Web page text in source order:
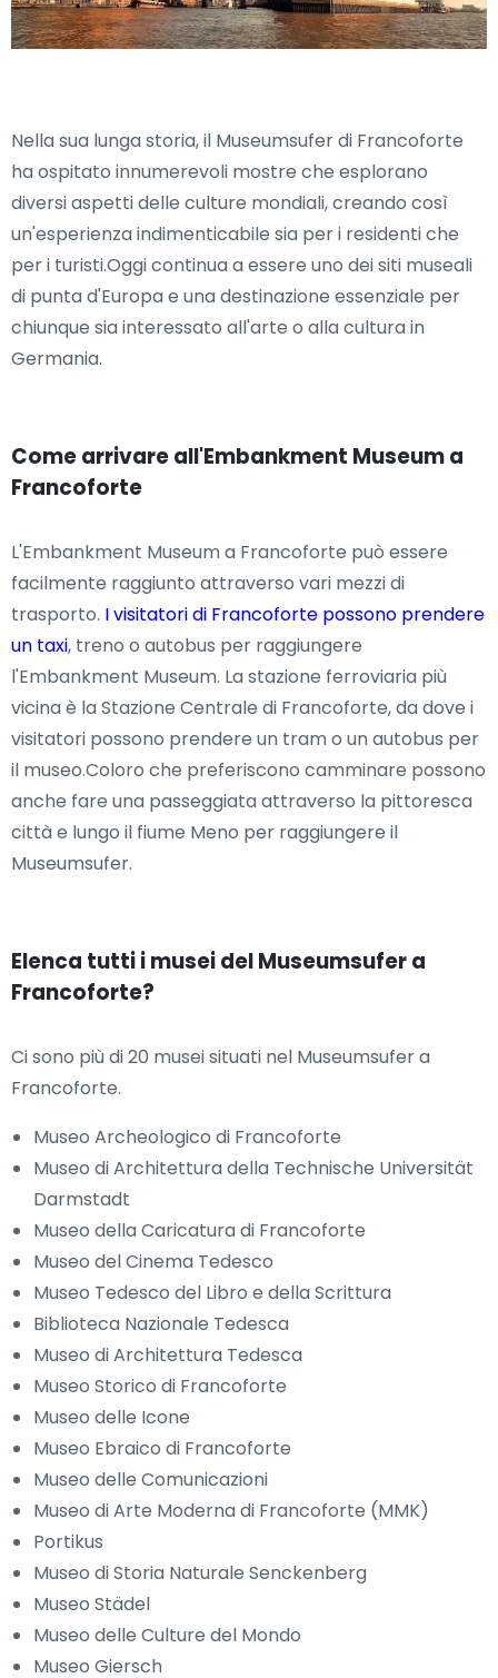
Nella sua lunga storia, il Museumsufer di Francoforte
ha ospitato innumerevoli mostre che esplorano
diversi aspetti delle culture mondiali, creando così
un'esperienza indimenticabile sia per i residenti che
per i turisti.Oggi continua a essere uno dei siti museali
di punta d'Europa e una destinazione essenziale per
chiunque sia interessato all'arte o alla cultura in
Germania.
Come arrivare all'Embankment Museum a
Francoforte
L'Embankment Museum a Francoforte può essere
facilmente raggiunto attraverso vari mezzi di
trasporto. I visitatori di Francoforte possono prendere
un taxi, treno o autobus per raggiungere
l'Embankment Museum. La stazione ferroviaria più
vicina è la Stazione Centrale di Francoforte, da dove i
visitatori possono prendere un tram o un autobus per
il museo.Coloro che preferiscono camminare possono
anche fare una passeggiata attraverso la pittoresca
città e lungo il fiume Meno per raggiungere il
Museumsufer.
Elenca tutti i musei del Museumsufer a
Francoforte?
Ci sono più di 20 musei situati nel Museumsufer a
Francoforte.
Museo Archeologico di Francoforte
Museo di Architettura della Technische Universität
Darmstadt
Museo della Caricatura di Francoforte
Museo del Cinema Tedesco
Museo Tedesco del Libro e della Scrittura
Biblioteca Nazionale Tedesca
Museo di Architettura Tedesca
Museo Storico di Francoforte
Museo delle Icone
Museo Ebraico di Francoforte
Museo delle Comunicazioni
Museo di Arte Moderna di Francoforte (MMK)
Portikus
Museo di Storia Naturale Senckenberg
Museo Städel
Museo delle Culture del Mondo
Museo Giersch